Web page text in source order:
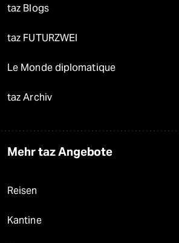
taz Blogs
taz FUTURZWEI
Le Monde diplomatique
taz Archiv
Mehr taz Angebote
Reisen
Kantine